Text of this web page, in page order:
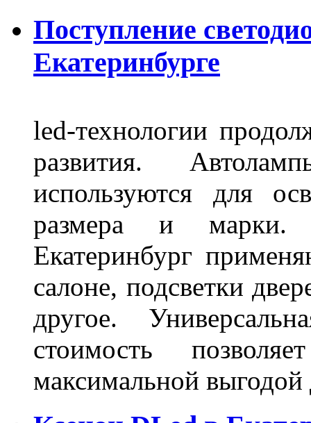
Поступление
Екатеринбурге
led-технологии
развития.
используются для
размера и марки.
Екатеринбург
салоне, подсветки
другое.
стоимость
максимальной